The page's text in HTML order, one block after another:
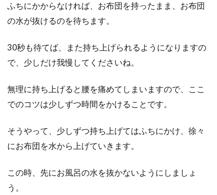
ふちにかからなければ、お布団を持ったまま、お布団
の水が抜けるのを待ちます。
30秒も待てば、また持ち上げられるようになりますの
で、少しだけ我慢してくださいね。
無理に持ち上げると腰を痛めてしまいますので、ここ
でのコツは少しずつ時間をかけることです。
そうやって、少しずつ持ち上げてはふちにかけ、徐々
にお布団を水から上げていきます。
この時、先にお風呂の水を抜かないようにしましょ
う。